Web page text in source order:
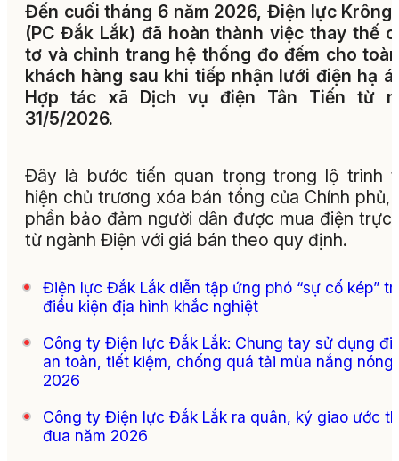
Đến cuối tháng 6 năm 2026, Điện lực Krông
(PC Đắk Lắk) đã hoàn thành việc thay thế
tơ và chỉnh trang hệ thống đo đếm cho
khách hàng sau khi tiếp nhận lưới điện hạ
Hợp tác xã Dịch vụ điện Tân Tiến từ
31/5/2026.
Đây là bước tiến quan trọng trong lộ trình
hiện chủ trương xóa bán tổng của Chính phủ,
phần bảo đảm người dân được mua điện trực
từ ngành Điện với giá bán theo quy định.
Điện lực Đắk Lắk diễn tập ứng phó “sự cố kép”
điều kiện địa hình khắc nghiệt
Công ty Điện lực Đắk Lắk: Chung tay sử dụng
an toàn, tiết kiệm, chống quá tải mùa nắng nóng
2026
Công ty Điện lực Đắk Lắk ra quân, ký giao ước
đua năm 2026